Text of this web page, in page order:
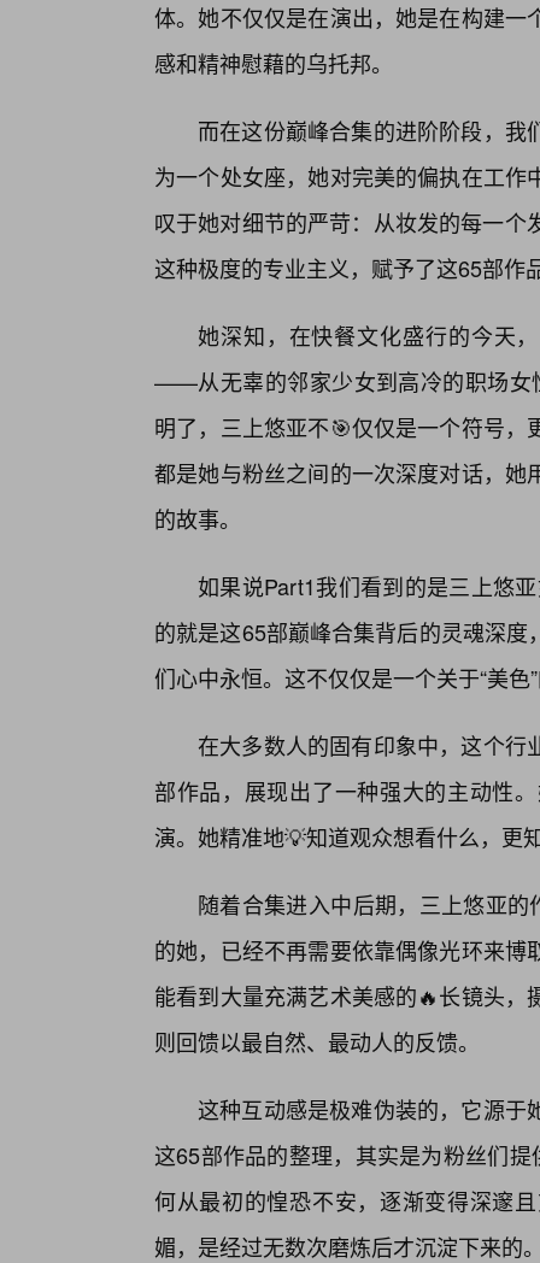
体。她不仅仅是在演出，她是在构建
感和精神慰藉的乌托邦。
而在这份巅峰合集的进阶阶段，
为一个处女座，她对完美的偏执在工
叹于她对细节的严苛：从妆发的每一
这种极度的专业主义，赋予了这65部作
她深知，在快餐文化盛行的今天
——从无辜的邻家少女到高冷的职场
明了，三上悠亚不🎯仅仅是一个符号
都是她与粉丝之间的一次深度对话，
的故事。
如果说Part1我们看到的是三上悠
的就是这65部巅峰合集背后的灵魂深
们心中永恒。这不仅仅是一个关于“美
在大多数人的固有印象中，这个行
部作品，展现出了一种强大的主动性
演。她精准地💡知道观众想看什么，更
随着合集进入中后期，三上悠亚的
的她，已经不再需要依靠偶像光环来
能看到大量充满艺术美感的🔥长镜头
则回馈以最自然、最动人的反馈。
这种互动感是极难伪装的，它源
这65部作品的整理，其实是为粉丝们
何从最初的惶恐不安，逐渐变得深邃
媚，是经过无数次磨炼后才沉淀下来的